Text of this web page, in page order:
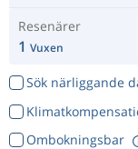
Resenärer
1 Vuxen
Sök närliggande
Ombokningsbar